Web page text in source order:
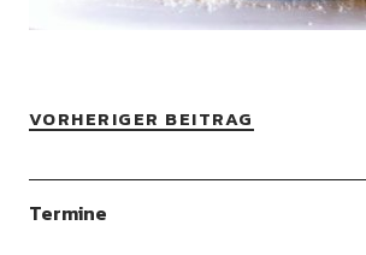
VORHERIGER BEITRAG
Termine